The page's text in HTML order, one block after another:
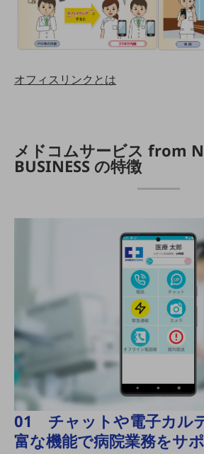
通信モジュール製品
衛星携帯電話
IOT完了済みメーカーブランド製品
ケータイプラン
セキュリティ
運用保守・故障紛失サポート
回線・ネットワーク
お手続き
オフィスリンクとは
メドコムサービス from
BUSINESS の特徴
01 チャットや電子カル
富な機能で病院業務をサ